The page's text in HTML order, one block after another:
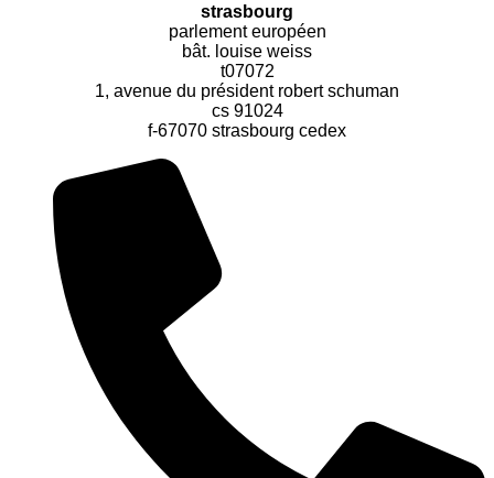
strasbourg
parlement européen
bât. louise weiss
t07072
1, avenue du président robert schuman
cs 91024
f-67070 strasbourg cedex